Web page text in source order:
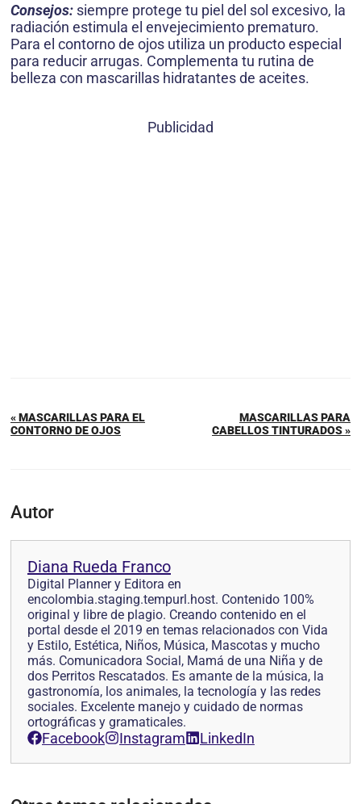
Consejos: siempre protege tu piel del sol excesivo, la
radiación estimula el envejecimiento prematuro.
Para el contorno de ojos utiliza un producto especial
para reducir arrugas. Complementa tu rutina de
belleza con mascarillas hidratantes de aceites.
Publicidad
« MASCARILLAS PARA EL
CONTORNO DE OJOS
MASCARILLAS PARA
CABELLOS TINTURADOS »
Autor
Diana Rueda Franco
Digital Planner y Editora en
encolombia.staging.tempurl.host. Contenido 100%
original y libre de plagio. Creando contenido en el
portal desde el 2019 en temas relacionados con Vida
y Estilo, Estética, Niños, Música, Mascotas y mucho
más. Comunicadora Social, Mamá de una Niña y de
dos Perritos Rescatados. Es amante de la música, la
gastronomía, los animales, la tecnología y las redes
sociales. Excelente manejo y cuidado de normas
ortográficas y gramaticales.
Facebook Instagram LinkedIn